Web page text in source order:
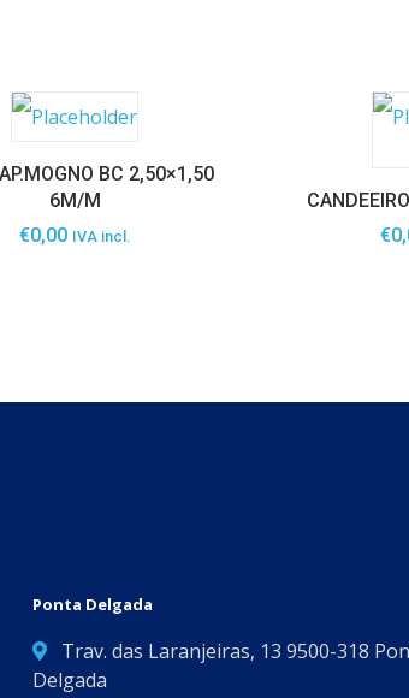
BC 2,50×1,50
6M/M
€0,00 IVA incl.
€
Ponta Delgada
Trav. das Laranjeiras, 13 9500-318
Delgada